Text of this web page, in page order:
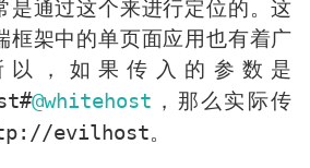
是通过这个来进行定位的。这
框架中的单页面应用也有着广
以，如果传入的参数是
@whitehost ，那么实际传
evilhost。